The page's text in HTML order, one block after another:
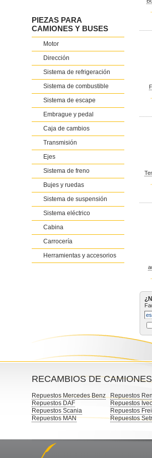
PIEZAS PARA
CAMIONES Y BUSES
Motor
Dirección
Sistema de refrigeración
Sistema de combustible
Sistema de escape
Embrague y pedal
Caja de cambios
Transmisión
Ejes
Sistema de freno
Bujes y ruedas
Sistema de suspensión
Sistema eléctrico
Cabina
Carrocería
Herramientas y accesorios
RECAMBIOS DE
Repuestos Mercedes Benz
Repuestos DAF
Repuestos Scania
Repuestos MAN
Repuestos
Repuestos
Repuestos
Repuestos